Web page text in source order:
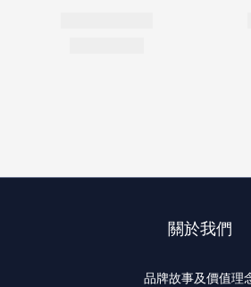
關於我們
品牌故事及價值理